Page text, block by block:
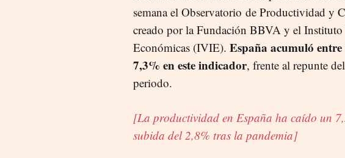
semana el Observatorio de Productividad y
creado por la Fundación BBVA y el Instituto
Económicas (IVIE). España acumuló
7,3% en este indicador, frente al repunte
periodo.
[La productividad en España ha caído un
subida del 2,8% tras la pandemia]